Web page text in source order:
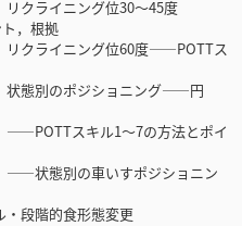
クライニング位30～45度
，根拠
クライニング位60度――POTTス
態別のポジショニング――円
スキル1～7の方法とポイ
状態別の車いすポジショニン
段階的食形態変更